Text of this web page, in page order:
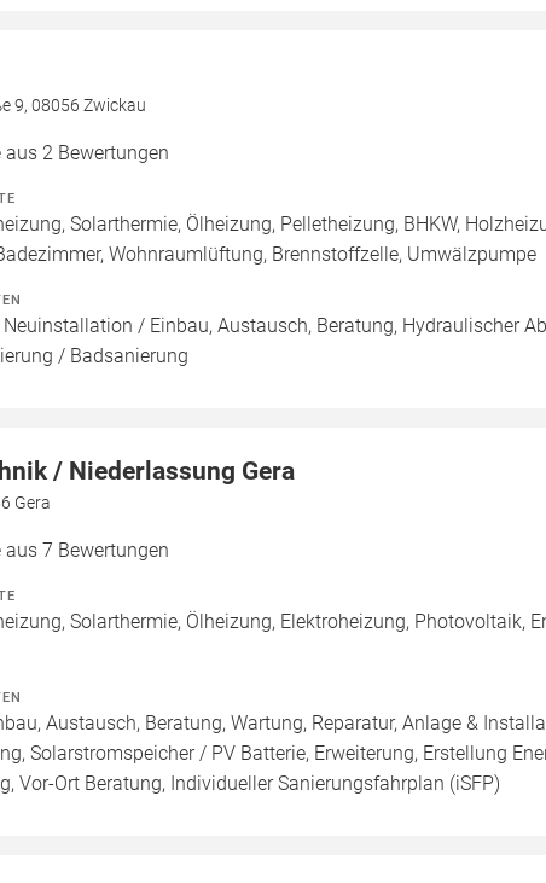
9, 08056 Zwickau
aus 2 Bewertungen
Solarthermie, Ölheizung, Pelletheizung, BHKW,
Wohnraumlüftung, Brennstoffzelle, Umwälzpumpe
Neuinstallation / Einbau, Austausch, Beratung, Hydraulischer
/ Badsanierung
/ Niederlassung Gera
Gera
aus 7 Bewertungen
Solarthermie, Ölheizung, Elektroheizung, Photovoltaik,
Austausch, Beratung, Wartung, Reparatur, Anlage &
Solarstromspeicher / PV Batterie, Erweiterung, Erstellung
Vor-Ort Beratung, Individueller Sanierungsfahrplan (iSFP)